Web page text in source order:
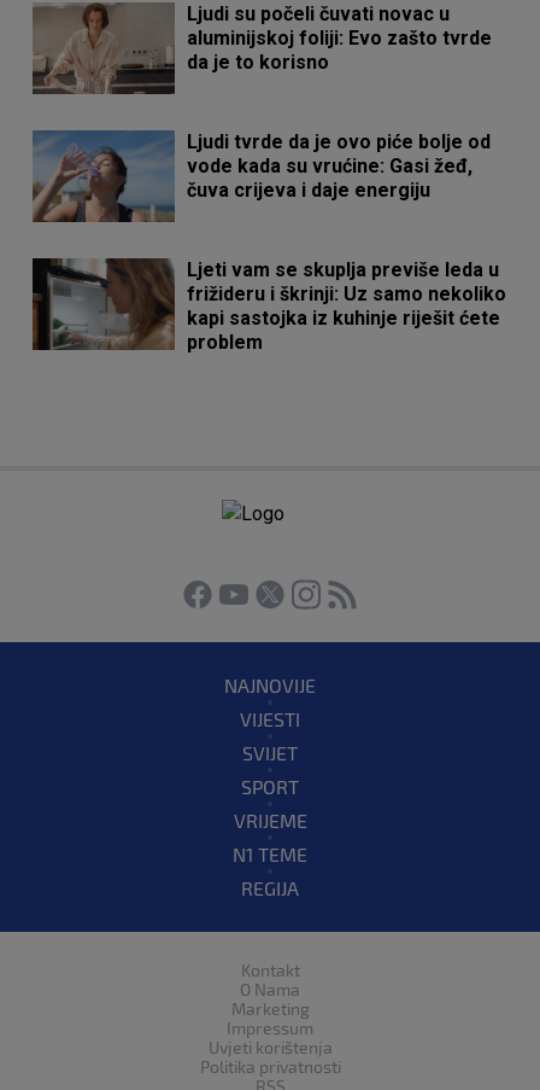
Ljudi su počeli čuvati novac u
aluminijskoj foliji: Evo zašto tvrde
da je to korisno
Ljudi tvrde da je ovo piće bolje od
vode kada su vrućine: Gasi žeđ,
čuva crijeva i daje energiju
Ljeti vam se skuplja previše leda u
frižideru i škrinji: Uz samo nekoliko
kapi sastojka iz kuhinje riješit ćete
problem
NAJNOVIJE
VIJESTI
SVIJET
SPORT
VRIJEME
N1 TEME
REGIJA
Kontakt
O Nama
Marketing
Impressum
Uvjeti korištenja
Politika privatnosti
RSS